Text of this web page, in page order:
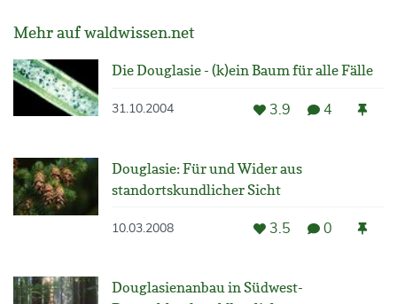
Mehr auf waldwissen.net
Die Douglasie - (k)ein Baum für alle Fälle
31.10.2004 3.9 4
Douglasie: Für und Wider aus
standortskundlicher Sicht
10.03.2008 3.5 0
Douglasienanbau in Südwest-